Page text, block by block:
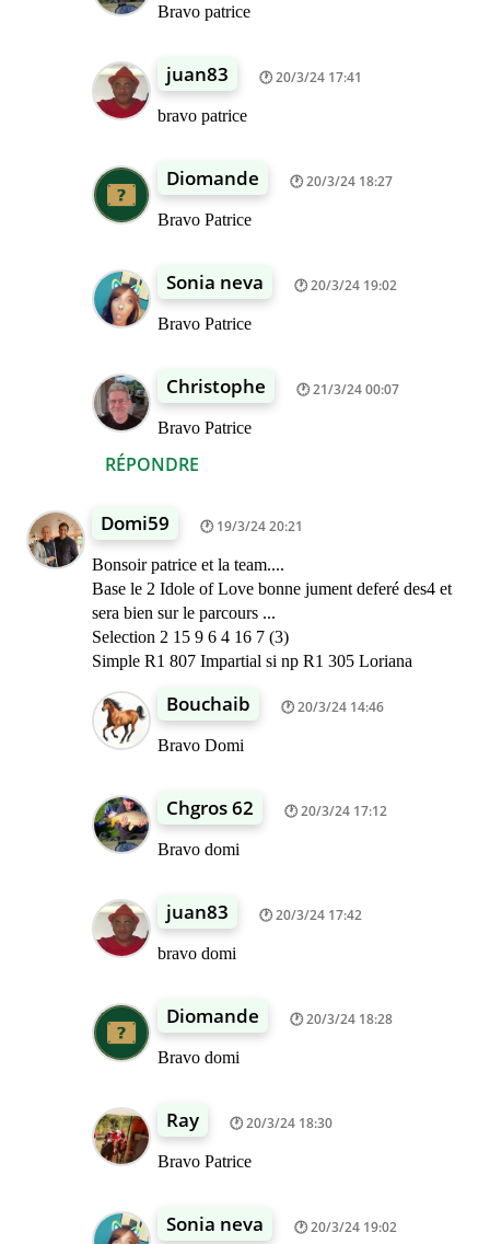
RÉPONDRE
Bravo patrice
juan83 20/3/24 17:41
bravo patrice
Diomande 20/3/24 18:27
Bravo Patrice
Sonia neva 20/3/24 19:02
Bravo Patrice
Christophe 21/3/24 00:07
Bravo Patrice
Domi59 19/3/24 20:21
Bonsoir patrice et la team....
Base le 2 Idole of Love bonne jument deferé des4 et
sera bien sur le parcours ...
Selection 2 15 9 6 4 16 7 (3)
Simple R1 807 Impartial si np R1 305 Loriana
Bouchaib 20/3/24 14:46
Bravo Domi
Chgros 62 20/3/24 17:12
Bravo domi
juan83 20/3/24 17:42
bravo domi
Diomande 20/3/24 18:28
Bravo domi
Ray 20/3/24 18:30
Bravo Patrice
Sonia neva 20/3/24 19:02